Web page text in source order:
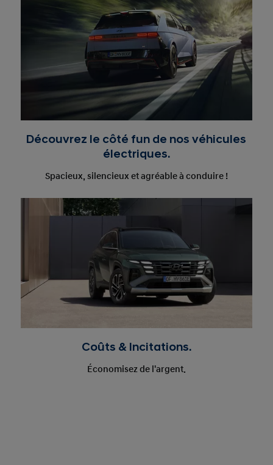
Découvrez le côté fun de nos véhicules
électriques.
Spacieux, silencieux et agréable à conduire !
Coûts & Incitations.
Économisez de l'argent.